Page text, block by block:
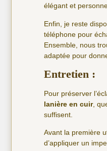
élégant et
Enfin, je reste
téléphone pour
Ensemble, nous
adaptée pour
Entretien :
Pour préserver
lanière en cuir,
suffisent.
Avant la première
d’appliquer un